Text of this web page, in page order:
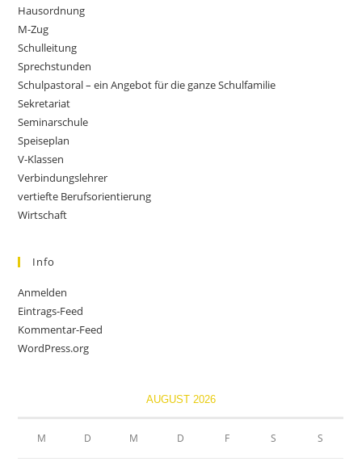
Hausordnung
M-Zug
Schulleitung
Sprechstunden
Schulpastoral – ein Angebot für die ganze Schulfamilie
Sekretariat
Seminarschule
Speiseplan
V-Klassen
Verbindungslehrer
vertiefte Berufsorientierung
Wirtschaft
Info
Anmelden
Eintrags-Feed
Kommentar-Feed
WordPress.org
AUGUST 2026
M D M D F S S